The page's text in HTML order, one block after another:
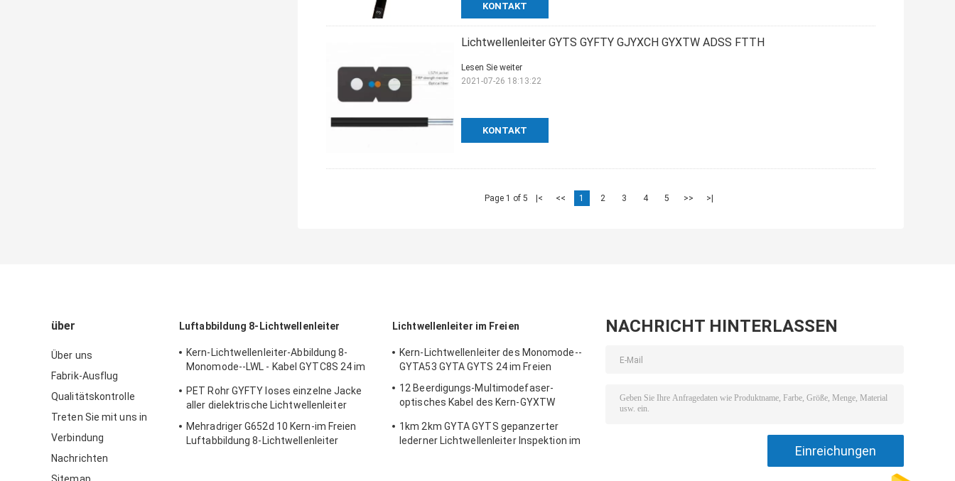
KONTAKT
Lichtwellenleiter GYTS GYFTY GJYXCH GYXTW ADSS FTTH
KONTAKT
Lesen Sie weiter
2021-07-26 18:13:22
Page 1 of 5 |< << 1 2 3 4 5 >> >|
über
Über uns
Fabrik-Ausflug
Qualitätskontrolle
Treten Sie mit uns in
Verbindung
Nachrichten
Luftabbildung 8-Lichtwellenleiter
Kern-Lichtwellenleiter-Abbildung 8-
Monomode--LWL - Kabel GYTC8S 24 im
PET Rohr GYFTY loses einzelne Jacke
aller dielektrische Lichtwellenleiter
Mehradriger G652d 10 Kern-im Freien
Luftabbildung 8-Lichtwellenleiter
Lichtwellenleiter im Freien
Kern-Lichtwellenleiter des Monomode--
GYTA53 GYTA GYTS 24 im Freien
12 Beerdigungs-Multimodefaser-
optisches Kabel des Kern-GYXTW
1km 2km GYTA GYTS gepanzerter
lederner Lichtwellenleiter Inspektion im
NACHRICHT HINTERLASSEN